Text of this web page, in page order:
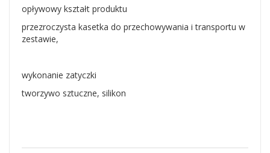
opływowy kształt produktu
przezroczysta kasetka do przechowywania i transportu w
zestawie,
wykonanie zatyczki
tworzywo sztuczne, silikon